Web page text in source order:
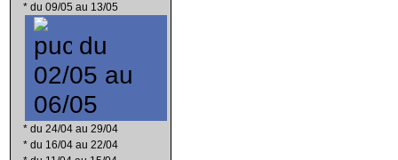
* du 09/05 au 13/05
du
02/05 au
06/05
* du 24/04 au 29/04
* du 16/04 au 22/04